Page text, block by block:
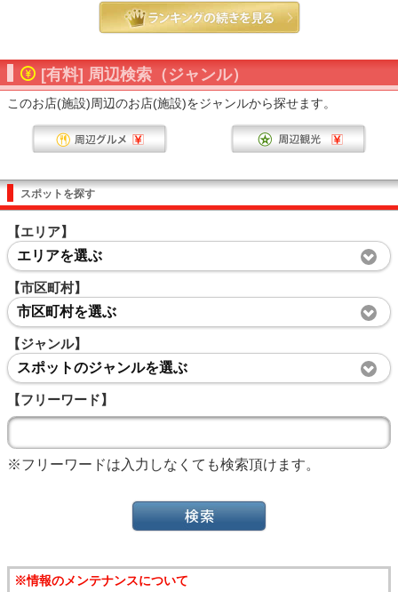
[有料] 周辺検索（ジャンル）
このお店(施設)周辺のお店(施設)をジャンルから探せます。
スポットを探す
【エリア】
エリアを選ぶ
【市区町村】
市区町村を選ぶ
【ジャンル】
スポットのジャンルを選ぶ
【フリーワード】
※フリーワードは入力しなくても検索頂けます。
※情報のメンテナンスについて